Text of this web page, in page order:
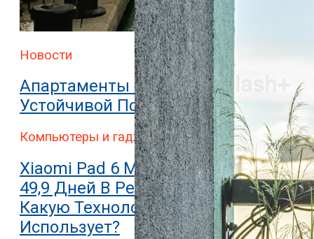
Новости
Апартаменты В Дубае: 10 Причин
Устойчивой Популярности
Компьютеры и гаджеты
Xiaomi Pad 6 Может Работать До
49,9 Дней В Режиме Ожидания.
Какую Технологию Он
Использует?